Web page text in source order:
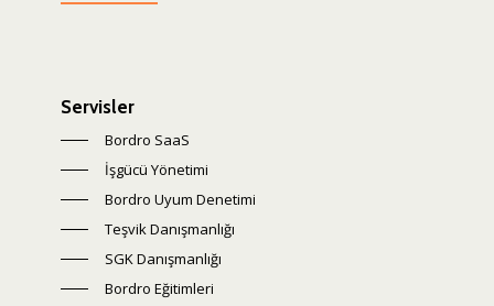
Servisler
Bordro SaaS
İşgücü Yönetimi
Bordro Uyum Denetimi
Teşvik Danışmanlığı
SGK Danışmanlığı
Bordro Eğitimleri